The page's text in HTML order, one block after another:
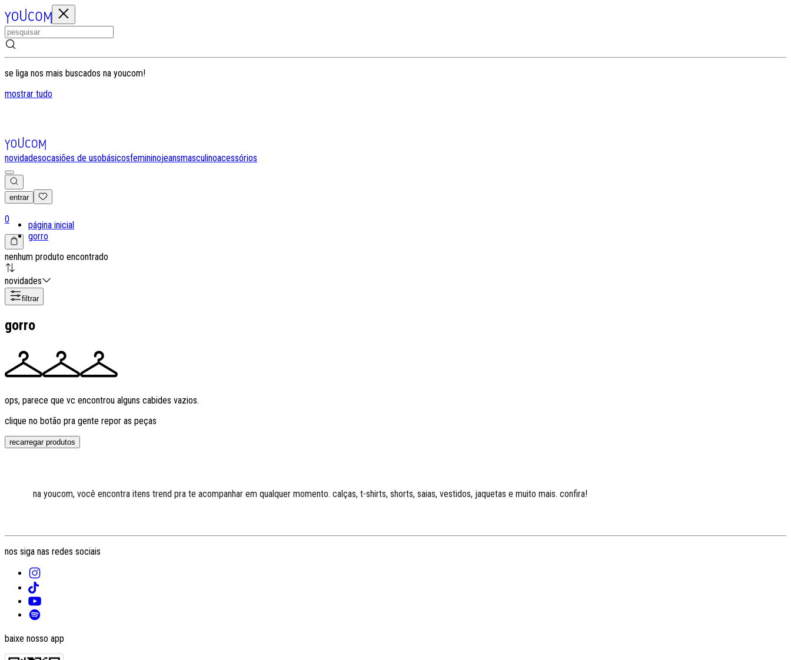
se liga nos mais buscados na youcom!
mostrar tudo
novidadesocasiões de usobásicosfemininojeansmasculinoacessórios
entrar
0
página inicial
gorro
nenhum produto encontrado
novidades
filtrar
gorro
ops, parece que vc encontrou alguns cabides vazios.
clique no botão pra gente repor as peças
recarregar produtos
na youcom, você encontra itens trend pra te acompanhar em qualquer momento. calças, t-shirts, shorts, saias, vestidos, jaquetas e muito mais. confira!
nos siga nas redes sociais
baixe nosso app